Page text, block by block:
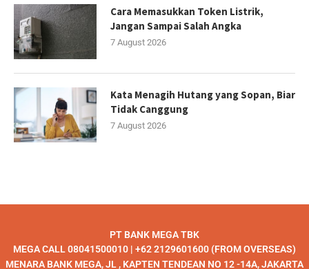
Cara Memasukkan Token Listrik,
Jangan Sampai Salah Angka
7 August 2026
Kata Menagih Hutang yang Sopan, Biar
Tidak Canggung
7 August 2026
PT BANK MEGA TBK
MEGA CALL 08041500010 | +62 2129601600 (FROM OVERSEAS)
MENARA BANK MEGA, JL , KAPTEN TENDEAN NO 12 -14A, JAKARTA